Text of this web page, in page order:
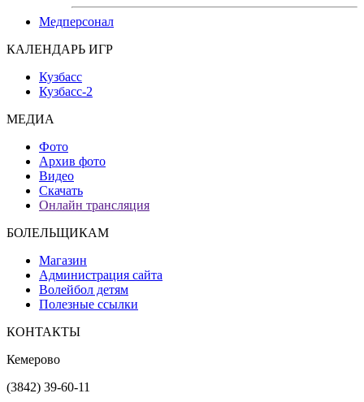
Медперсонал
КАЛЕНДАРЬ ИГР
Кузбасс
Кузбасс-2
МЕДИА
Фото
Архив фото
Видео
Скачать
Онлайн трансляция
БОЛЕЛЬЩИКАМ
Магазин
Администрация сайта
Волейбол детям
Полезные ссылки
КОНТАКТЫ
Кемерово
(3842) 39-60-11